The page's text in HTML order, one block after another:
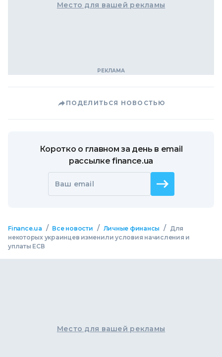
Место для вашей рекламы
ПОДЕЛИТЬСЯ НОВОСТЬЮ
Коротко о главном за день в email
рассылке finance.ua
Ваш email
Finance.ua / Все новости / Личные финансы /
Для
некоторых украинцев изменили условия начисления и
уплаты ЕСВ
Место для вашей рекламы